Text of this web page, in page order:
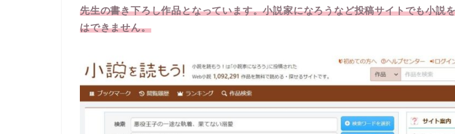
先生の書き下ろし作品となっています。小説家になろうなど投稿サイトでも小説
はできません。